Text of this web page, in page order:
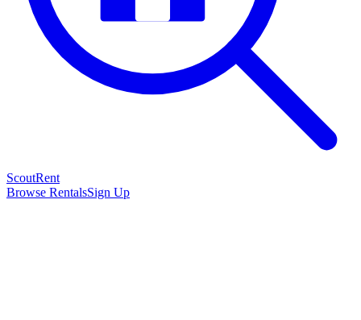
ScoutRent
Browse RentalsSign Up